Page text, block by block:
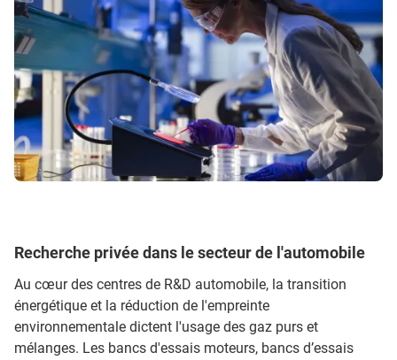
Recherche privée dans le secteur de l'automobile
Au cœur des centres de R&D automobile, la transition
énergétique et la réduction de l'empreinte
environnementale dictent l'usage des gaz purs et
mélanges. Les bancs d'essais moteurs, bancs d’essais